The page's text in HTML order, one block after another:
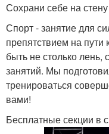
Сохрани себе на
Спорт - занятие для
препятствием на
быть не столько лень,
занятий. Мы
тренироваться
вами!
Бесплатные секции в